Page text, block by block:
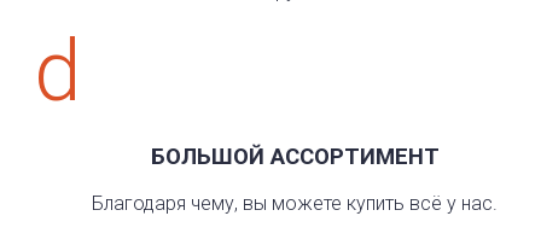
d
БОЛЬШОЙ АССОРТИМЕНТ
Благодаря чему, вы можете купить всё у нас.